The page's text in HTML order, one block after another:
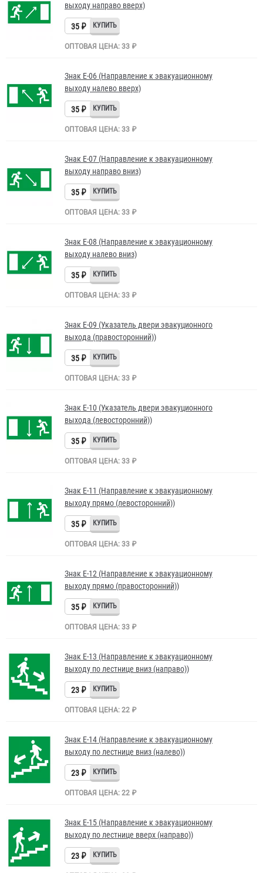
выходу направо вверх)
35 ₽
ОПТОВАЯ ЦЕНА: 33 ₽
Знак Е-06 (Направление к эвакуационному
выходу налево вверх)
35 ₽
ОПТОВАЯ ЦЕНА: 33 ₽
Знак Е-07 (Направление к эвакуационному
выходу направо вниз)
35 ₽
ОПТОВАЯ ЦЕНА: 33 ₽
Знак Е-08 (Направление к эвакуационному
выходу налево вниз)
35 ₽
ОПТОВАЯ ЦЕНА: 33 ₽
Знак Е-09 (Указатель двери эвакуционного
выхода (правосторонний))
35 ₽
ОПТОВАЯ ЦЕНА: 33 ₽
Знак Е-10 (Указатель двери эвакуционного
выхода (левосторонний))
35 ₽
ОПТОВАЯ ЦЕНА: 33 ₽
Знак Е-11 (Направление к эвакуационному
выходу прямо (левосторонний))
35 ₽
ОПТОВАЯ ЦЕНА: 33 ₽
Знак Е-12 (Направление к эвакуационному
выходу прямо (правосторонний))
35 ₽
ОПТОВАЯ ЦЕНА: 33 ₽
Знак Е-13 (Направление к эвакуационному
выходу по лестнице вниз (направо))
23 ₽
ОПТОВАЯ ЦЕНА: 22 ₽
Знак Е-14 (Направление к эвакуационному
выходу по лестнице вниз (налево))
23 ₽
ОПТОВАЯ ЦЕНА: 22 ₽
Знак Е-15 (Направление к эвакуационному
выходу по лестнице вверх (направо))
23 ₽